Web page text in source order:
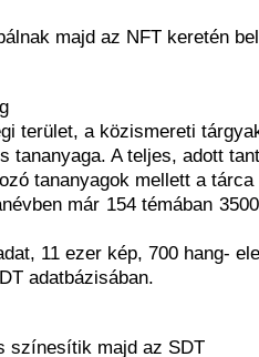
majd az NFT keretén
terület, a közismereti
tananyaga. A teljes, adott
tananyagok mellett a tárca
már 154 témában
11 ezer kép, 700 hang-
adatbázisában.
színesítik majd az SDT